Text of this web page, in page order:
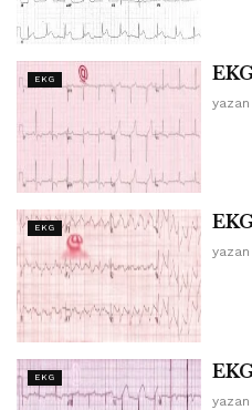
EKG
yazan
EKG
yazan
EKG
yazan